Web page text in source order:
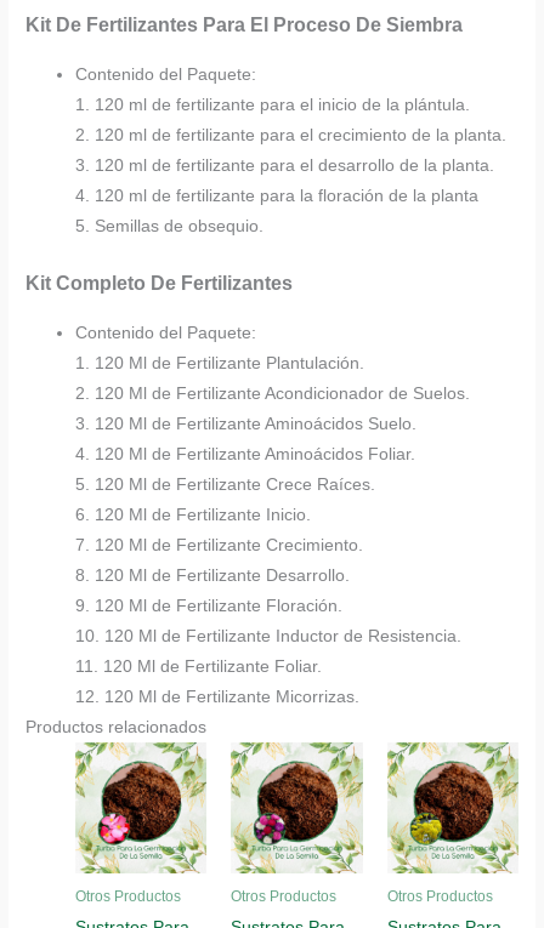
Kit De Fertilizantes Para El Proceso De Siembra
Contenido del Paquete:
1. 120 ml de fertilizante para el inicio de la plántula.
2. 120 ml de fertilizante para el crecimiento de la planta.
3. 120 ml de fertilizante para el desarrollo de la planta.
4. 120 ml de fertilizante para la floración de la planta
5. Semillas de obsequio.
Kit Completo De Fertilizantes
Contenido del Paquete:
1. 120 Ml de Fertilizante Plantulación.
2. 120 Ml de Fertilizante Acondicionador de Suelos.
3. 120 Ml de Fertilizante Aminoácidos Suelo.
4. 120 Ml de Fertilizante Aminoácidos Foliar.
5. 120 Ml de Fertilizante Crece Raíces.
6. 120 Ml de Fertilizante Inicio.
7. 120 Ml de Fertilizante Crecimiento.
8. 120 Ml de Fertilizante Desarrollo.
9. 120 Ml de Fertilizante Floración.
10. 120 Ml de Fertilizante Inductor de Resistencia.
11. 120 Ml de Fertilizante Foliar.
12. 120 Ml de Fertilizante Micorrizas.
Productos relacionados
Otros Productos Otros Productos Otros Productos